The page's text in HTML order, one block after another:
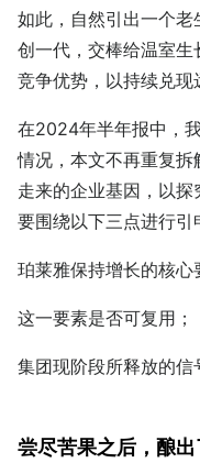
如此，自然引出一个
创一代，交棒给温室
竞争优势，以持续兑现
在2024年半年报中，
情况，本文不再重复
走来的企业基因，以
要围绕以下三点进行引
珀莱雅保持增长的核心
这一要素是否可复用；
集团现阶段所释放的信
尝尽苦果之后，酿